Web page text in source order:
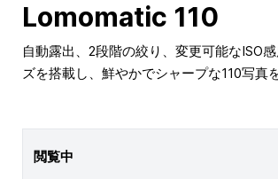
Lomomatic 110
自動露出、2段階の絞り、変更可能なISO
ズを搭載し、鮮やかでシャープな110写真
閲覧中